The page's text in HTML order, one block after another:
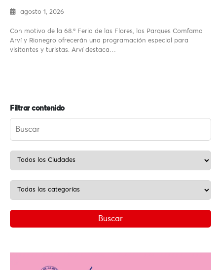
agosto 1, 2026
Con motivo de la 68.ª Feria de las Flores, los Parques Comfama
Arví y Rionegro ofrecerán una programación especial para
visitantes y turistas. Arví destaca…
Filtrar contenido